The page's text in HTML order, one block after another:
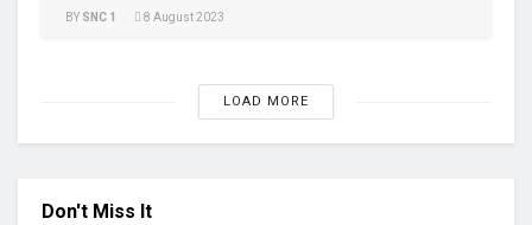
BY SNC 1 8 August 2023
LOAD MORE
Don't Miss It